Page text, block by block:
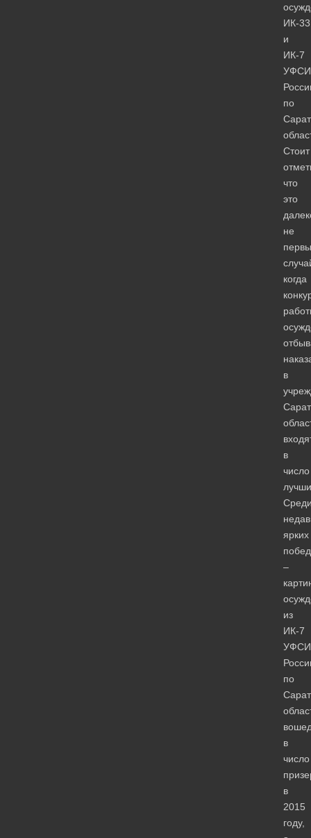
ИК-33
и
ИК-7
по
Стоит
что
это
не
когда
в
в
число
ярких
побед
–
из
ИК-7
по
в
число
в
2015
году,